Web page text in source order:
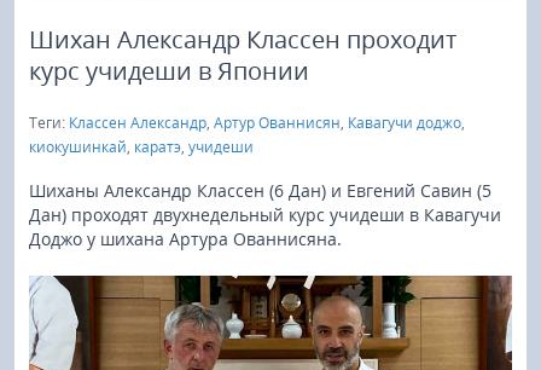
Шихан Александр Классен проходит
курс учидеши в Японии
Теги: Классен Александр, Артур Ованнисян, Кавагучи доджо,
киокушинкай, каратэ, учидеши
Шиханы Александр Классен (6 Дан) и Евгений Савин (5
Дан) проходят двухнедельный курс учидеши в Кавагучи
Доджо у шихана Артура Ованнисяна.
Кекусин-кан
Бокс
UFC и MMA
Муай тай